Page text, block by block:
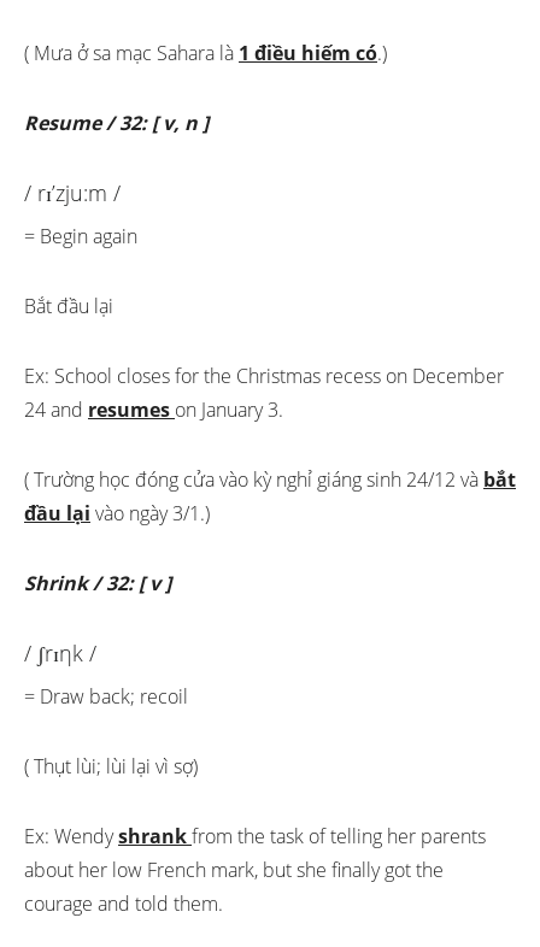
( Mưa ở sa mạc Sahara là 1 điều hiếm có.)
Resume / 32: [ v, n ]
/ rɪ’zju:m /
= Begin again
Bắt đầu lại
Ex: School closes for the Christmas recess on December
24 and resumes on January 3.
( Trường học đóng cửa vào kỳ nghỉ giáng sinh 24/12 và bắt
đầu lại vào ngày 3/1.)
Shrink / 32: [ v ]
/ ʃrɪηk /
= Draw back; recoil
( Thụt lùi; lùi lại vì sợ)
Ex: Wendyshrankfrom the task of telling her parents
about her low French mark, but she finally got the
courage and told them.